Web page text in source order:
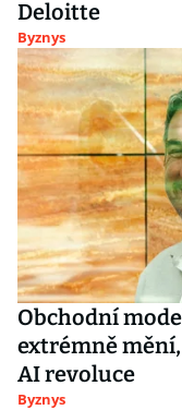
Deloitte
Byznys
Obchodní
extrémně
AI revoluce
Byznys